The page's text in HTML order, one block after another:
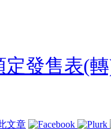
定發售表(